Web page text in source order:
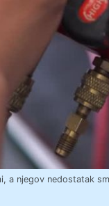
a njegov nedostatak